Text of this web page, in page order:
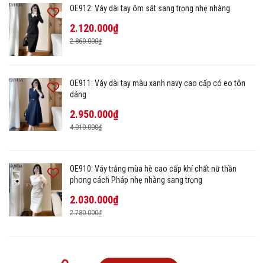
OE912: Váy dài tay ôm sát sang trọng nhẹ nhàng
2.120.000₫
2.860.000₫
OE911: Váy dài tay màu xanh navy cao cấp có eo tôn
dáng
2.950.000₫
4.010.000₫
OE910: Váy trắng mùa hè cao cấp khí chất nữ thần
phong cách Pháp nhẹ nhàng sang trọng
2.030.000₫
2.780.000₫